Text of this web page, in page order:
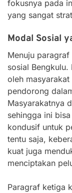
fokusnya pada
yang sangat
Modal Sosial
Menuju
sosial
oleh
pendorong
Masyarakatnya
sehingga ini
kondusif untuk
tentu saja,
kuat juga
menciptakan
Paragraf ketiga